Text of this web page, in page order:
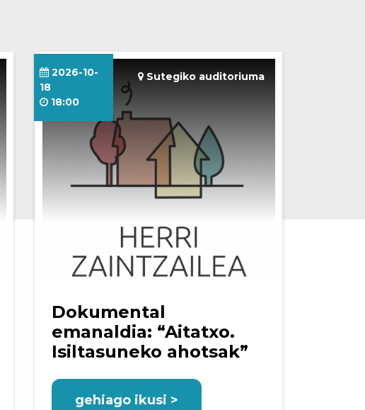
Sutegiko auditoriuma
2026-10-
18
18:00
Dokumental
emanaldia: “Aitatxo.
Isiltasuneko ahotsak”
gehiago ikusi >